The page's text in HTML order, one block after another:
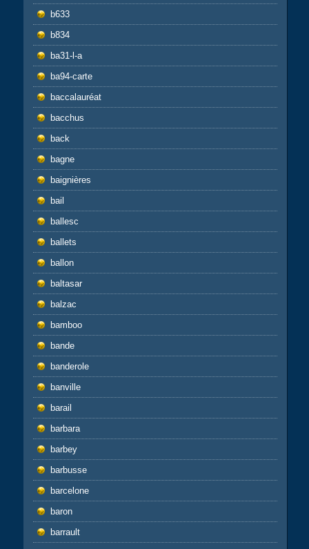
b633
b834
ba31-l-a
ba94-carte
baccalauréat
bacchus
back
bagne
baignières
bail
ballesc
ballets
ballon
baltasar
balzac
bamboo
bande
banderole
banville
barail
barbara
barbey
barbusse
barcelone
baron
barrault